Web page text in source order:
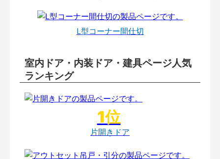
L型コーナー間仕切
室内ドア・内装ドア・建具ページ人気
ランキング
片開きドア